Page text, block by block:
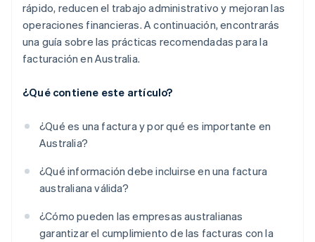
rápido, reducen el trabajo administrativo y mejoran las
operaciones financieras. A continuación, encontrarás
una guía sobre las prácticas recomendadas para la
facturación en Australia.
¿Qué contiene este artículo?
¿Qué es una factura y por qué es importante en
Australia?
¿Qué información debe incluirse en una factura
australiana válida?
¿Cómo pueden las empresas australianas
garantizar el cumplimiento de las facturas con la